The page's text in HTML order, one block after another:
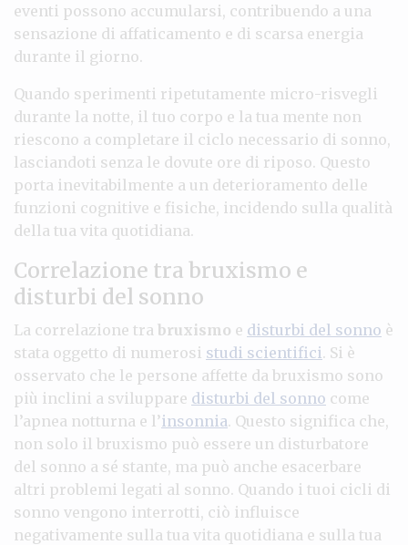
eventi possono accumularsi, contribuendo a una
sensazione di affaticamento e di scarsa energia
durante il giorno.
Quando sperimenti ripetutamente micro-risvegli
durante la notte, il tuo corpo e la tua mente non
riescono a completare il ciclo necessario di sonno,
lasciandoti senza le dovute ore di riposo. Questo
porta inevitabilmente a un deterioramento delle
funzioni cognitive e fisiche, incidendo sulla qualità
della tua vita quotidiana.
Correlazione tra bruxismo e
disturbi del sonno
La correlazione tra bruxismo e disturbi del sonno è
stata oggetto di numerosi studi scientifici. Si è
osservato che le persone affette da bruxismo sono
più inclini a sviluppare disturbi del sonno come
l’apnea notturna e l’insonnia. Questo significa che,
non solo il bruxismo può essere un disturbatore
del sonno a sé stante, ma può anche esacerbare
altri problemi legati al sonno. Quando i tuoi cicli di
sonno vengono interrotti, ciò influisce
negativamente sulla tua vita quotidiana e sulla tua